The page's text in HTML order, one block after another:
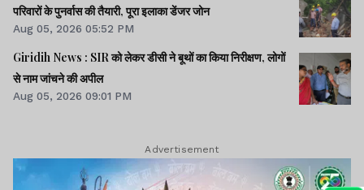
परिवारों के पुनर्वास की तैयारी, पूरा इलाका डेंजर जोन
Aug 05, 2026 05:52 PM
Giridih News : SIR को लेकर डीसी ने बूथों का किया निरीक्षण, लोगों
से नाम जांचने की अपील
Aug 05, 2026 09:01 PM
Advertisement